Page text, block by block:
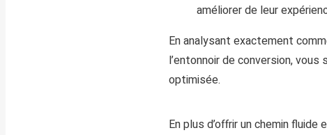
améliorer de leur
En analysant exactement
l’entonnoir de conversion,
optimisée.
En plus d’offrir un chemin